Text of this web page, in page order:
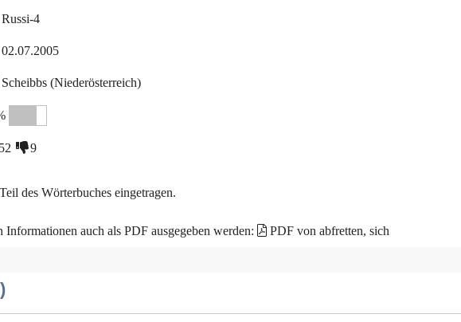
Russi-4
02.07.2005
Scheibbs (Niederösterreich)
52 9
des Wörterbuches eingetragen.
Informationen auch als PDF ausgegeben werden: PDF von abfretten, sich